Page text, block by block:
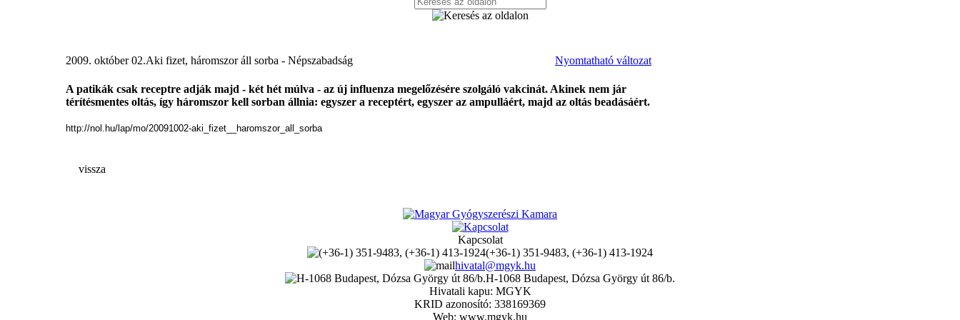
Nyomtatható változat
2009. október 02.Aki fizet, háromszor áll sorba - Népszabadság
A patikák csak receptre adják majd - két hét múlva - az új influenza megelőzésére szolgáló vakcinát. Akinek nem jár
térítésmentes oltás, így háromszor kell sorban állnia: egyszer a receptért, egyszer az ampulláért, majd az oltás beadásáért.
http://nol.hu/lap/mo/20091002-aki_fizet__haromszor_all_sorba
vissza
Kapcsolat
(+36-1) 351-9483, (+36-1) 413-1924
hivatal@mgyk.hu
H-1068 Budapest, Dózsa György út 86/b.
Hivatali kapu: MGYK
KRID azonosító: 338169369
Web: www.mgyk.hu